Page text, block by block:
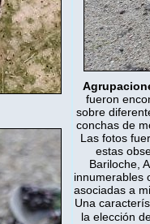
fueron
sobre
conchas de
Las fotos
estas
Bariloche,
innumerables
asociadas a
Una
la elección